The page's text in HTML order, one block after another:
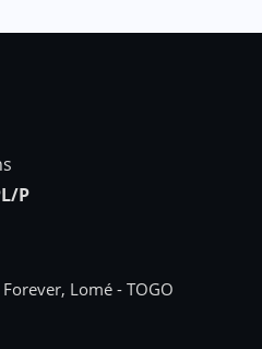
P
Lomé - TOGO